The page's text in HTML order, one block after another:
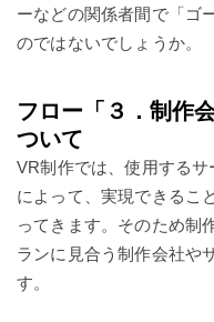
ーなどの関係者間で「ゴ
のではないでしょうか。
フロー「３．制作
ついて
VR制作では、使用する
によって、実現できるこ
ってきます。そのため制
ランに見合う制作会社や
す。